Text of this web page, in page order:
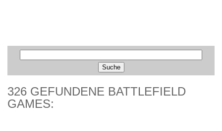
326 GEFUNDENE BATTLEFIELD
GAMES: